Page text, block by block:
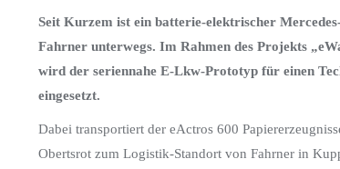
Seit Kurzem ist ein batterie-elektrischer
Fahrner unterwegs. Im Rahmen des Projekts
wird der seriennahe E-Lkw-Prototyp für einen
eingesetzt.
Dabei transportiert der eActros 600
Obertsrot zum Logistik-Standort von Fahrner in